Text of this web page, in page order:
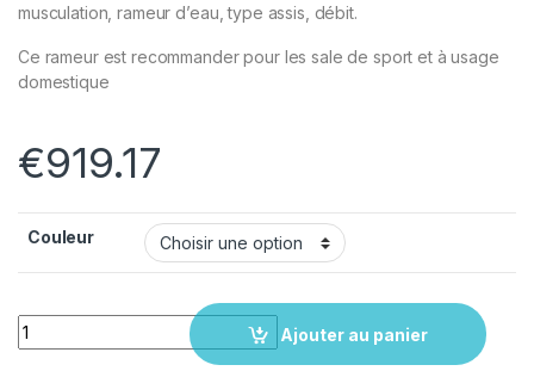
musculation, rameur d’eau, type assis, débit.
Ce rameur est recommander pour les sale de sport et à usage
domestique
€919.17
Couleur
Quantity
Ajouter au panier